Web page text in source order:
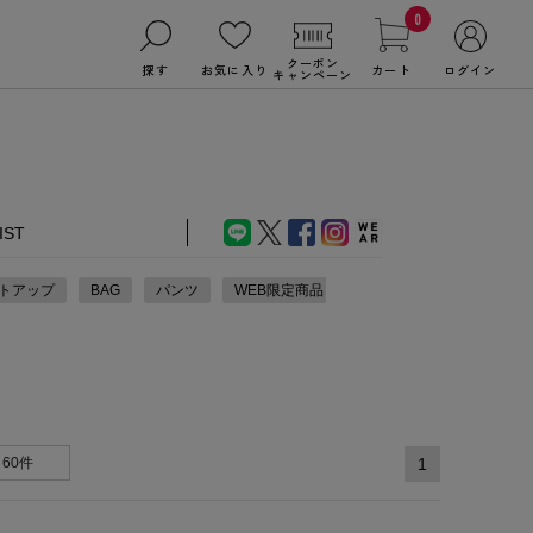
探す お気に入り クーポン
キャンペーン
0
カート ログイン
アップ BAG パンツ WEB限定商品
60件 1